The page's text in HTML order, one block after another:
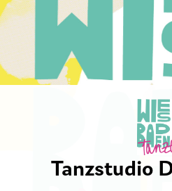
Tanzstudio